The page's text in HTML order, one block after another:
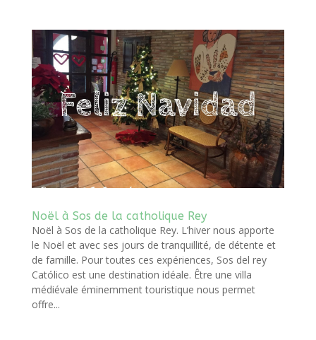
Noël à Sos de la catholique Rey
Noël à Sos de la catholique Rey. L’hiver nous apporte
le Noël et avec ses jours de tranquillité, de détente et
de famille. Pour toutes ces expériences, Sos del rey
Católico est une destination idéale. Être une villa
médiévale éminemment touristique nous permet
offre...